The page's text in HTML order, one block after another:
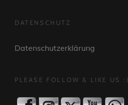
DATENSCHUTZ
Datenschutzerklärung
PLEASE FOLLOW & LIKE US :)